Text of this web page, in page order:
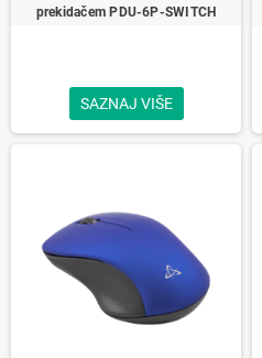
prekidačem PDU-6P-SWITCH
SAZNAJ VIŠE